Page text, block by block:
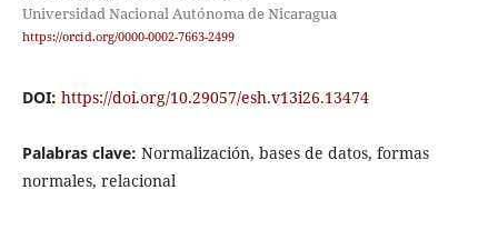
Universidad Nacional Autónoma de Nicaragua
https://orcid.org/0000-0002-7663-2499
DOI: https://doi.org/10.29057/esh.v13i26.13474
Palabras clave: Normalización, bases de datos, formas
normales, relacional